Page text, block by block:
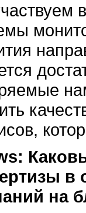
в
на